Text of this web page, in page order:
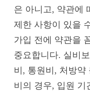
은 아니고, 약관에
제한 사항이 있을
가입 전에 약관을
중요합니다. 실비
비, 통원비, 처방약
비의 경우, 입원 기